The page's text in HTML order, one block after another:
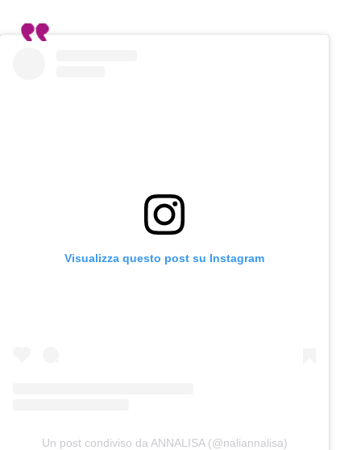
Visualizza questo post su Instagram
Un post condiviso da ANNALISA (@naliannalisa)